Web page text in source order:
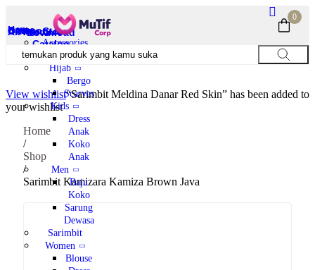
Home
Category
Accessories
Couple Set
Hijab
Bergo
Scarves
Kids
Dress
Anak
Koko
Anak
Men
Baju
Koko
Sarung
Dewasa
Sarimbit
Women
Blouse
Offline Store
All Product
Download
Catalog
0
View wishlist“Sarimbit Meldina Danar Red Skin” has been added to
your wishlist
Home
/
Shop
/
Sarimbit Kamizara Kamiza Brown Java